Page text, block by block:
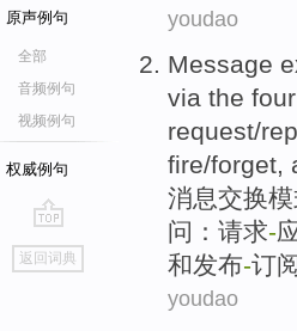
原声例句
全部
音频例句
视频例句
权威例句
go
top
返回词典
youdao
Message
via the four
request/
fire/forget,
消息交换
问 ： 请求-
和发布-订
youdao